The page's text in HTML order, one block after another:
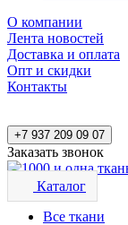
О компании
Лента новостей
Доставка и оплата
Опт и скидки
Контакты
+7 937 209 09 07
Заказать звонок
Каталог
Все ткани